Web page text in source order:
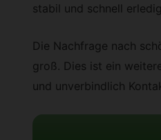
stabil und schnell
Die Nachfrage nach
groß. Dies ist ein
und unverbindlich